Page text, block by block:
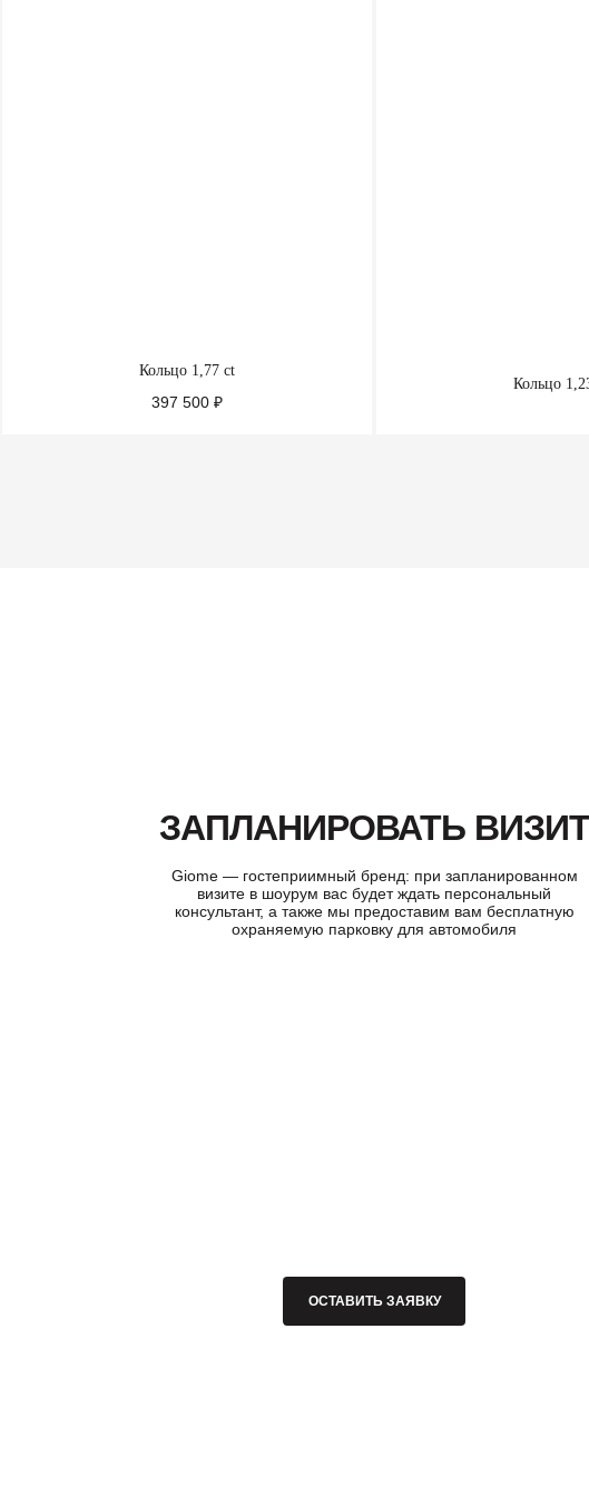
Кольцо 1,77 ct
397 500 ₽
Кольцо
ЗАПЛАНИРОВАТЬ ВИЗИТ
Giome — гостеприимный бренд: при запланированном
визите в шоурум вас будет ждать персональный
консультант, а также мы предоставим вам бесплатную
охраняемую парковку для автомобиля
ОСТАВИТЬ ЗАЯВКУ